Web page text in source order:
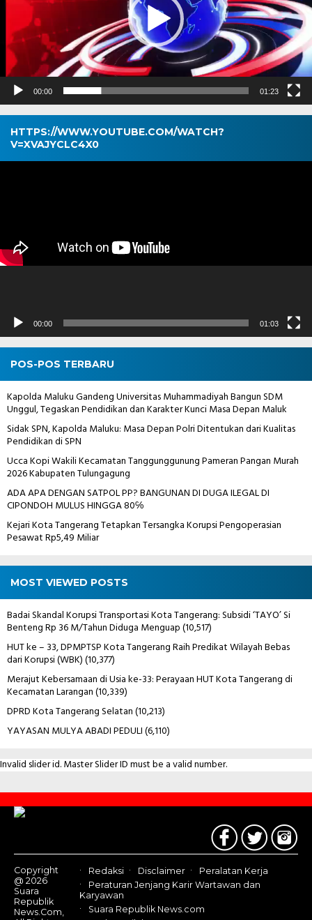
00:00 01:23
HTTPS://WWW.YOUTUBE.COM/WATCH?
V=XVAJYCLC4X0
Pemutar
00:00 01:03
POS-POS TERBARU
Kapolda Maluku Gandeng Universitas Muhammadiyah Bangun SDM
Unggul, Tegaskan Pendidikan dan Karakter Kunci Masa Depan Maluk
Sidak SPN, Kapolda Maluku: Masa Depan Polri Ditentukan dari Kualitas
Pendidikan di SPN
Ucca Kopi Wakili Kecamatan Tanggunggunung Pameran Pangan Murah
2026 Kabupaten Tulungagung
ADA APA DENGAN SATPOL PP? BANGUNAN DI DUGA ILEGAL DI
CIPONDOH MULUS HINGGA 80℅
Kejari Kota Tangerang Tetapkan Tersangka Korupsi Pengoperasian
Pesawat Rp5,49 Miliar
MOST VIEWED POSTS
Badai Skandal Korupsi Transportasi Kota Tangerang: Subsidi ‘TAYO’ Si
Benteng Rp 36 M/Tahun Diduga Menguap(10,517)
HUT ke – 33, DPMPTSP Kota Tangerang Raih Predikat Wilayah Bebas
dari Korupsi (WBK)(10,377)
Merajut Kebersamaan di Usia ke-33: Perayaan HUT Kota Tangerang di
Kecamatan Larangan(10,339)
DPRD Kota Tangerang Selatan(10,213)
YAYASAN MULYA ABADI PEDULI(6,110)
Invalid slider id. Master Slider ID must be a valid number.
Contact
Us
Copyright
@ 2026
Suara
Republik
News.Com,
Redaksi Disclaimer
Peralatan Kerja
Peraturan Jenjang Karir Wartawan dan
Karyawan
Suara Republik News.com